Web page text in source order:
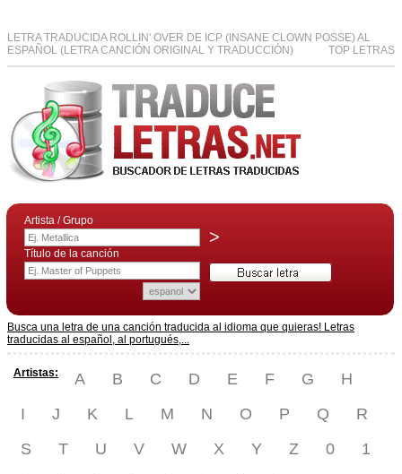
LETRA TRADUCIDA ROLLIN' OVER DE ICP (INSANE CLOWN POSSE) AL
ESPAÑOL (LETRA CANCIÓN ORIGINAL Y TRADUCCIÓN)
TOP LETRAS
Artista / Grupo
>
Título de la canción
Busca una letra de una canción traducida al idioma que quieras! Letras
traducidas al español, al portugués,...
Artistas: A B C D E F G
H
I
J K L M N O P Q
R
S
T U V W X Y Z 0
1